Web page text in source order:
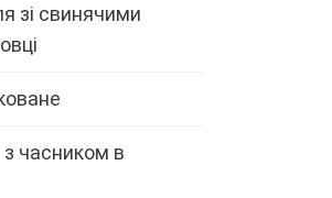
зі свинячими
з часником в